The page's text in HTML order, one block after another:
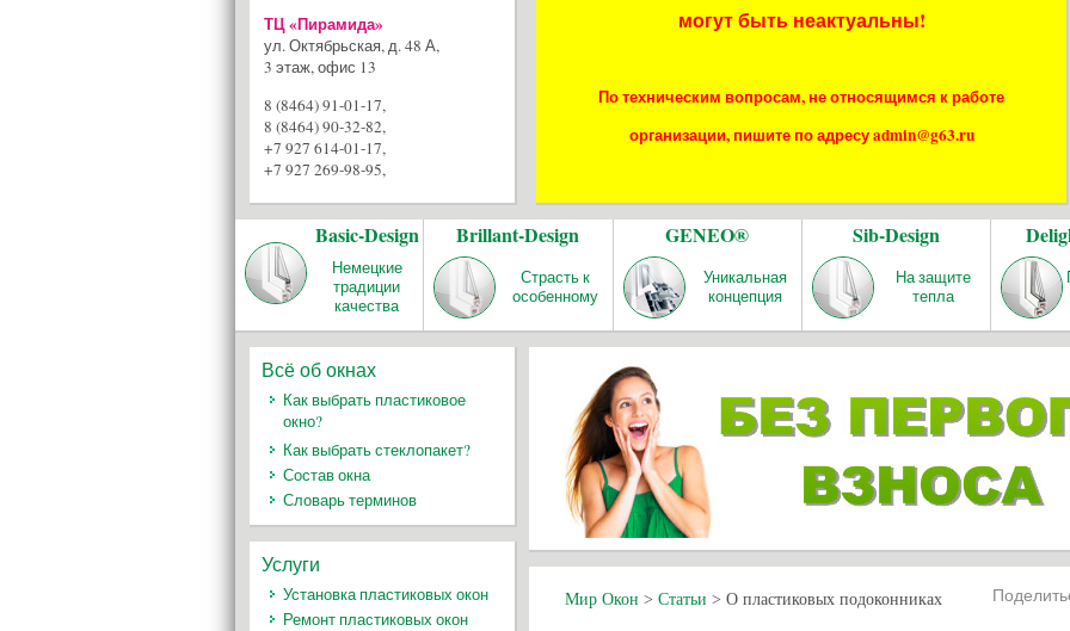
ТЦ «Пирамида»
ул. Октябрьская, д. 48 А,
3 этаж, офис 13
8 (8464) 91-01-17,
8 (8464) 90-32-82,
+7 927 614-01-17,
+7 927 269-98-95,
могут быть неактуальны!
По техническим вопросам, не относящимся к работе
организации, пишите по адресу admin@g63.ru
Basic-Design
Немецкие
традиции
качества
Brillant-Design
Страсть к
особенному
GENEO®
Уникальная
концепция
Sib-Design
На защите
тепла
Мир Окон > Статьи > О пластиковых подоконниках
Всё об окнах
Как выбрать пластиковое
окно?
Как выбрать стеклопакет?
Состав окна
Словарь терминов
Услуги
Установка пластиковых окон
Ремонт пластиковых окон